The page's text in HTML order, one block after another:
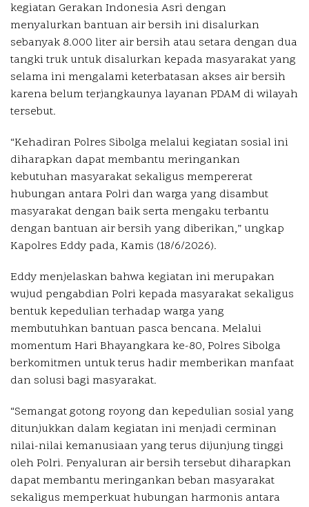
kegiatan Gerakan Indonesia Asri dengan
menyalurkan bantuan air bersih ini disalurkan
sebanyak 8.000 liter air bersih atau setara dengan dua
tangki truk untuk disalurkan kepada masyarakat yang
selama ini mengalami keterbatasan akses air bersih
karena belum terjangkaunya layanan PDAM di wilayah
tersebut.
“Kehadiran Polres Sibolga melalui kegiatan sosial ini
diharapkan dapat membantu meringankan
kebutuhan masyarakat sekaligus mempererat
hubungan antara Polri dan warga yang disambut
masyarakat dengan baik serta mengaku terbantu
dengan bantuan air bersih yang diberikan,” ungkap
Kapolres Eddy pada, Kamis (18/6/2026).
Eddy menjelaskan bahwa kegiatan ini merupakan
wujud pengabdian Polri kepada masyarakat sekaligus
bentuk kepedulian terhadap warga yang
membutuhkan bantuan pasca bencana. Melalui
momentum Hari Bhayangkara ke-80, Polres Sibolga
berkomitmen untuk terus hadir memberikan manfaat
dan solusi bagi masyarakat.
“Semangat gotong royong dan kepedulian sosial yang
ditunjukkan dalam kegiatan ini menjadi cerminan
nilai-nilai kemanusiaan yang terus dijunjung tinggi
oleh Polri. Penyaluran air bersih tersebut diharapkan
dapat membantu meringankan beban masyarakat
sekaligus memperkuat hubungan harmonis antara